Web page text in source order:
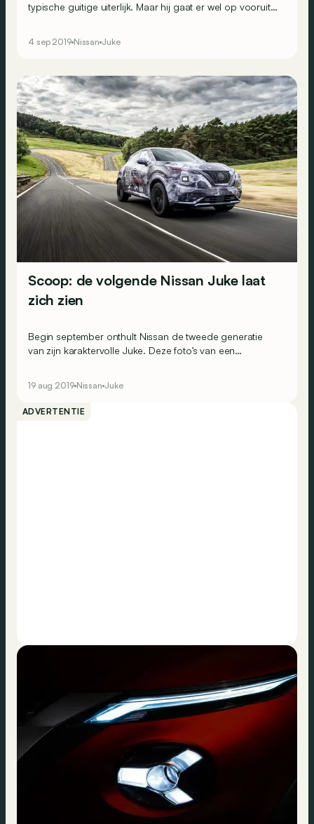
typische guitige uiterlijk. Maar hij gaat er wel op vooruit
4 sep 2019 Nissan Juke
Scoop: de volgende Nissan Juke laat
zich zien
Begin september onthult Nissan de tweede generatie
van zijn karaktervolle Juke. Deze foto’s van een
19 aug 2019 Nissan Juke
ADVERTENTIE